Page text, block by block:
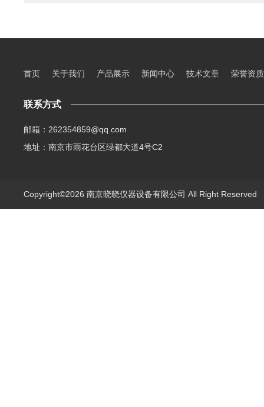
首页 关于我们 产品展示 新闻中心 技术文章 荣誉资质
联系方式
邮箱：262354859@qq.com
地址：南京市雨花台区绿都大道4号C2
Copyright©2026 南京晓晓仪器设备有限公司 All Right